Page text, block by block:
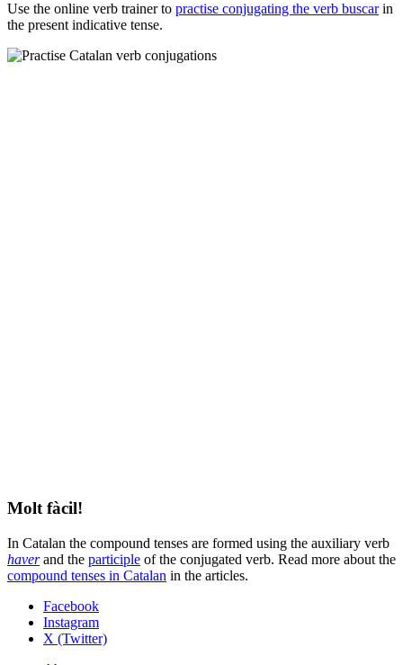
Use the online verb trainer to practise conjugating the verb buscarin
the present indicative tense.
Molt fàcil!
In Catalan the compound tenses are formed using the auxiliary verb
haverand the participle of the conjugated verb. Read more about the
compound tenses in Catalan in the articles.
Facebook
Instagram
X (Twitter)